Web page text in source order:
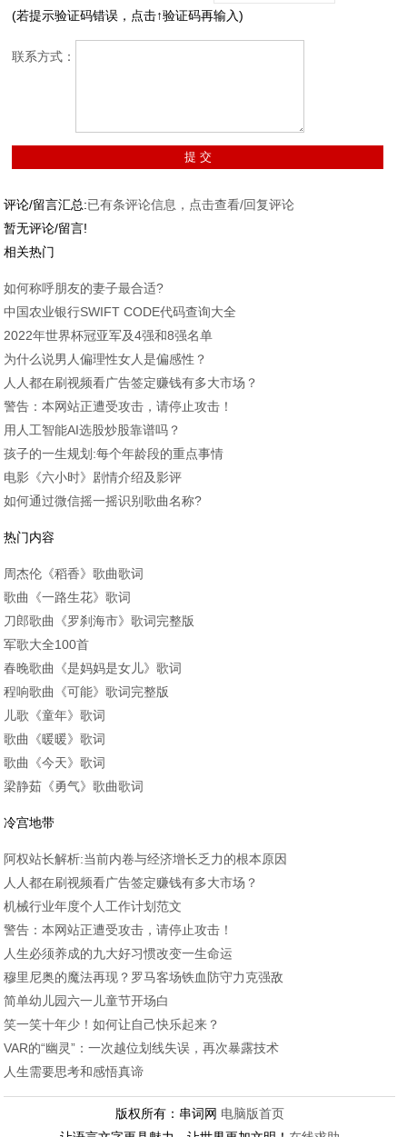
(若提示验证码错误，点击↑验证码再输入)
联系方式：
评论/留言汇总:已有条评论信息，点击查看/回复评论
暂无评论/留言!
相关热门
如何称呼朋友的妻子最合适?
中国农业银行SWIFT CODE代码查询大全
2022年世界杯冠亚军及4强和8强名单
为什么说男人偏理性女人是偏感性？
人人都在刷视频看广告签定赚钱有多大市场？
警告：本网站正遭受攻击，请停止攻击！
用人工智能AI选股炒股靠谱吗？
孩子的一生规划:每个年龄段的重点事情
电影《六小时》剧情介绍及影评
如何通过微信摇一摇识别歌曲名称?
热门内容
周杰伦《稻香》歌曲歌词
歌曲《一路生花》歌词
刀郎歌曲《罗刹海市》歌词完整版
军歌大全100首
春晚歌曲《是妈妈是女儿》歌词
程响歌曲《可能》歌词完整版
儿歌《童年》歌词
歌曲《暖暖》歌词
歌曲《今天》歌词
梁静茹《勇气》歌曲歌词
冷宫地带
阿权站长解析:当前内卷与经济增长乏力的根本原因
人人都在刷视频看广告签定赚钱有多大市场？
机械行业年度个人工作计划范文
警告：本网站正遭受攻击，请停止攻击！
人生必须养成的九大好习惯改变一生命运
穆里尼奥的魔法再现？罗马客场铁血防守力克强敌
简单幼儿园六一儿童节开场白
笑一笑十年少！如何让自己快乐起来？
VAR的“幽灵”：一次越位划线失误，再次暴露技术
人生需要思考和感悟真谛
版权所有：串词网 电脑版首页